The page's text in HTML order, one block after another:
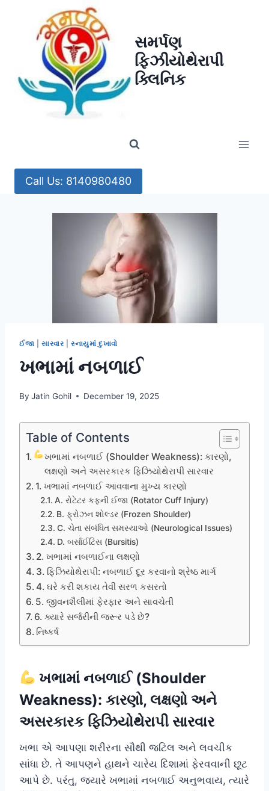
સમર્પણ
ફિઝીયોથેરાપી
ક્લિનિક
Call Us: 8140980480
ઈજા સારવાર |સ્નાયુમાં દુખાવો
ખભામાં નબળાઈ
By Jatin Gohil December 19, 2025
Table of Contents
ખભામાં નબળાઈ (Shoulder Weakness): કારણો,
લક્ષણો અને અસરકારક ફિઝિયોથેરાપી સારવાર
1. ખભામાં નબળાઈ આવવાના મુખ્ય કારણો
A. રોટેટર કફની ઈજા (Rotator Cuff Injury)
B. ફ્રોઝન શોલ્ડર (Frozen Shoulder)
C. ચેતા સંબંધિત સમસ્યાઓ (Neurological Issues)
D. બર્સાઈટિસ (Bursitis)
2. ખભામાં નબળાઈના લક્ષણો
3. ફિઝિયોથેરાપી: નબળાઈ દૂર કરવાનો શ્રેષ્ઠ માર્ગ
4. ઘરે કરી શકાય તેવી સરળ કસરતો
5. જીવનશૈલીમાં ફેરફાર અને સાવચેતી
6. ક્યારે સર્જરીની જરૂર પડે છે?
નિષ્કર્ષ
ખભામાં નબળાઈ (Shoulder
Weakness): કારણો, લક્ષણો અને
અસરકારક ફિઝિયોથેરાપી સારવાર
ખભા એ આપણા શરીરના સૌથી જટિલ અને લવચીક
સાંધા છે. તે આપણને હાથને ચારેય દિશામાં ફેરવવાની છૂટ
આપે છે. પરંતુ, જ્યારે ખભામાં નબળાઈ અનુભવાય, ત્યારે